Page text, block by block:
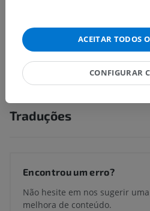
Anatomia humana 1
Neuroanatomia humana
Traduções
Encontrou um erro?
Não hesite em nos sugerir
melhora de conteúdo.
ACEITAR TODOS
CONFIGURAR